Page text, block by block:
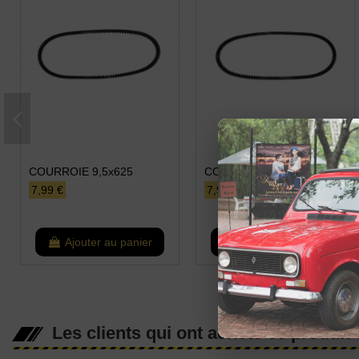
COURROIE 9,5x625
7,99 €
Ajouter au panier
COURROIE 9,5x650
7,99 €
Ajouter au panier
Les clients qui ont acheté ce produit